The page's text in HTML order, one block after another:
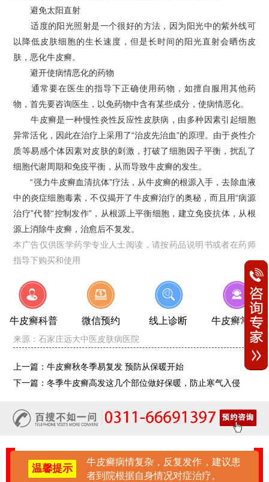
避免太阳直射
适度的阳光照射是一个很好的方法，因为阳光中的紫外线可
以降低皮肤细胞的生长速度，但是长时间的阳光直射会晒伤皮
肤，恶化牛皮癣。
避开使病情恶化的药物
通常要在医生的指导下正确使用药物，如擅自服用其他药
物，首先要咨询医生，以免药物中含有某些成分，使病情恶化。
牛皮癣是一种慢性炎性反应性皮肤病，由多种因素引起细胞
异常活化，因此在治疗上采用了“治皮先治血”的原理。由于炎性介
质等易感个体因素对皮肤的刺激，打破了细胞因子平衡，扰乱了
细胞代谢周期和免疫平衡，从而导致牛皮癣的发生。
“强力牛皮癣血清抗体”疗法，从牛皮癣的根源入手，去除血液
中的炎症细胞毒素，不仅揭开了牛皮癣治疗的奥秘，而且用“病源
治疗”代替“控制发作”，从根源上平衡细胞，建立免疫抗体，从根
源上消除牛皮癣，治愈后不复发。
本广告仅供医学药学专业人士阅读，请按药品说明书或者在药师
指导下购买和使用
牛皮癣科普 微信预约 线上诊断 牛皮癣常识
来源：石家庄远大中医皮肤病医院
上一篇：牛皮癣秋冬季易复发 预防从保暖开始
下一篇：冬季牛皮癣高发这几个部位做好保暖，防止寒气入侵
温馨提示
牛皮癣病情复杂，反复发作，建议患
者到院根据自身情况对症治疗。